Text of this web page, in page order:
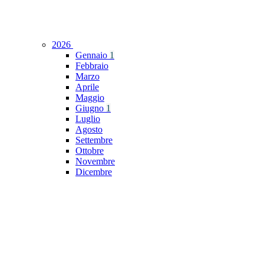
2026
Gennaio 1
Febbraio
Marzo
Aprile
Maggio
Giugno 1
Luglio
Agosto
Settembre
Ottobre
Novembre
Dicembre